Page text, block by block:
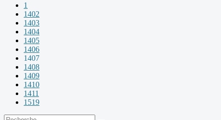
1
1402
1403
1404
1405
1406
1407
1408
1409
1410
1411
1519